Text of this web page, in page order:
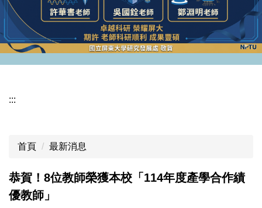
:::
首頁 最新消息
恭賀！8位教師榮獲本校「114年度產學合作績
優教師」